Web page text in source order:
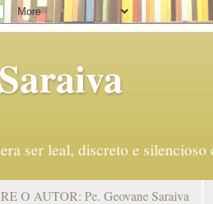
ser leal, discreto e
O AUTOR: Pe. Geovane Saraiva